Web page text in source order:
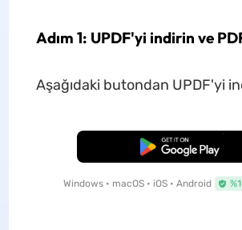
Adım 1: UPDF'yi indirin ve
Aşağıdaki butondan UPDF'yi
Ücretsiz İndirme
Windows • macOS • iOS • Android